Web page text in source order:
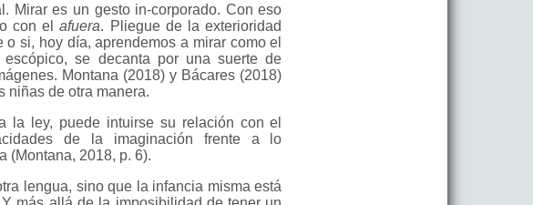
Mirar es un gesto in-corporado. Con eso
con elafuera. Pliegue de la exterioridad
si, hoy día, aprendemos a mirar como el
se decanta por una suerte de
Montana (2018) y Bácares (2018)
niñas de otra manera.
la ley, puede intuirse su relación con el
de la imaginación frente a lo
(Montana, 2018, p. 6).
lengua, sino que la infancia misma está